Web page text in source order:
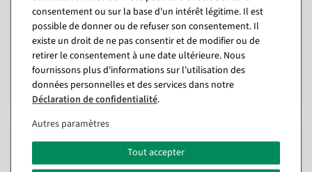
42,72 €
9,46 €
7,95 EUR hors TVA
intérieur
Disponible immédiatement
236,81 €
177,31 €
149,00 EUR hors TVA
% %
consentement ou sur la base d'un intérêt légitime. Il est
possible de donner ou de refuser son consentement. Il
existe un droit de ne pas consentir et de modifier ou de
retirer le consentement à une date ultérieure. Nous
fournissons plus d'informations sur l'utilisation des
données personnelles et des services dans notre
Déclaration de confidentialité.
Autres paramètres
Tout accepter